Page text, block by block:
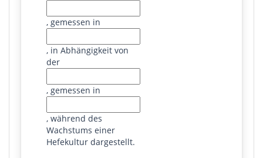
, gemessen in
, in Abhängigkeit von
der
, gemessen in
, während des
Wachstums einer
Hefekultur dargestellt.